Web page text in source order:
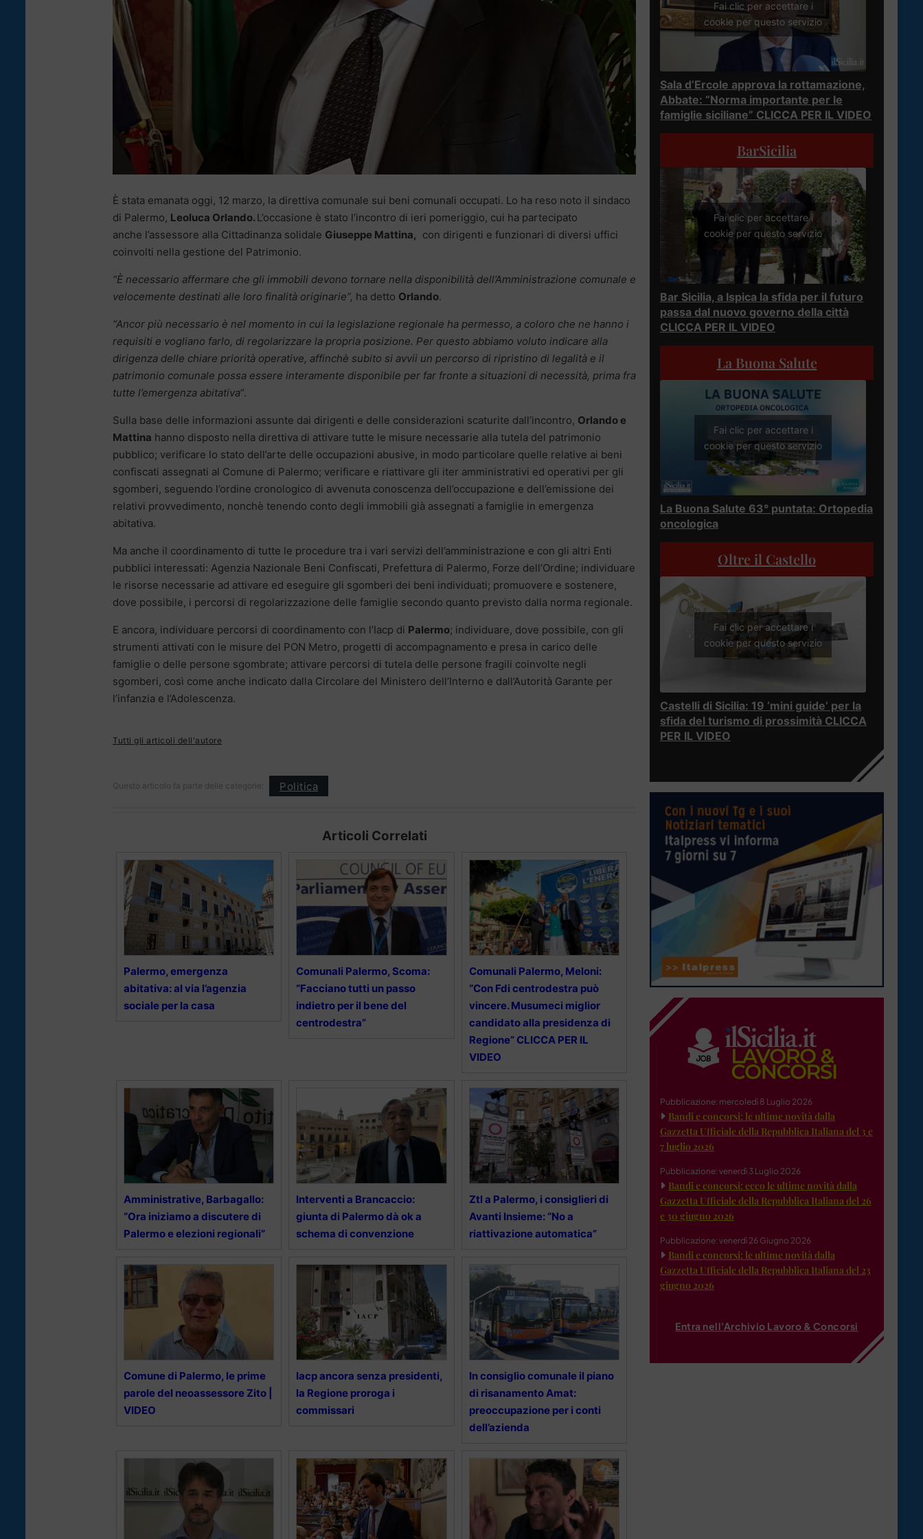
È stata emanata oggi, 12 marzo, la direttiva comunale sui beni comunali occupati. Lo ha reso noto il sindaco
di Palermo, Leoluca Orlando. L’occasione è stato l’incontro di ieri pomeriggio, cui ha partecipato
anche l’assessore alla Cittadinanza solidale Giuseppe Mattina, con dirigenti e funzionari di diversi uffici
coinvolti nella gestione del Patrimonio.
“È necessario affermare che gli immobili devono tornare nella disponibilità dell’Amministrazione comunale e
velocemente destinati alle loro finalità originarie”, ha detto Orlando.
“Ancor più necessario è nel momento in cui la legislazione regionale ha permesso, a coloro che ne hanno i
requisiti e vogliano farlo, di regolarizzare la propria posizione. Per questo abbiamo voluto indicare alla
dirigenza delle chiare priorità operative, affinchè subito si avvii un percorso di ripristino di legalità e il
patrimonio comunale possa essere interamente disponibile per far fronte a situazioni di necessità, prima fra
tutte l’emergenza abitativa“.
Sulla base delle informazioni assunte dai dirigenti e delle considerazioni scaturite dall’incontro, Orlando e
Mattina hanno disposto nella direttiva di attivare tutte le misure necessarie alla tutela del patrimonio
pubblico; verificare lo stato dell’arte delle occupazioni abusive, in modo particolare quelle relative ai beni
confiscati assegnati al Comune di Palermo; verificare e riattivare gli iter amministrativi ed operativi per gli
sgomberi, seguendo l’ordine cronologico di avvenuta conoscenza dell’occupazione e dell’emissione dei
relativi provvedimento, nonchè tenendo conto degli immobili già assegnati a famiglie in emergenza
abitativa.
Ma anche il coordinamento di tutte le procedure tra i vari servizi dell’amministrazione e con gli altri Enti
pubblici interessati: Agenzia Nazionale Beni Confiscati, Prefettura di Palermo, Forze dell’Ordine; individuare
le risorse necessarie ad attivare ed eseguire gli sgomberi dei beni individuati; promuovere e sostenere,
dove possibile, i percorsi di regolarizzazione delle famiglie secondo quanto previsto dalla norma regionale.
E ancora, individuare percorsi di coordinamento con l’Iacp di Palermo; individuare, dove possibile, con gli
strumenti attivati con le misure del PON Metro, progetti di accompagnamento e presa in carico delle
famiglie o delle persone sgombrate; attivare percorsi di tutela delle persone fragili coinvolte negli
sgomberi, così come anche indicato dalla Circolare del Ministero dell’Interno e dall’Autorità Garante per
l’infanzia e l’Adolescenza.
Tutti gli articoli dell'autore
Questo articolo fa parte delle categorie: Politica
Articoli Correlati
Palermo, emergenza
abitativa: al via l’agenzia
sociale per la casa
Comunali Palermo, Scoma:
“Facciano tutti un passo
indietro per il bene del
centrodestra”
Comunali Palermo, Meloni:
“Con Fdi centrodestra può
vincere. Musumeci miglior
candidato alla presidenza di
Regione” CLICCA PER IL
VIDEO
Amministrative, Barbagallo:
“Ora iniziamo a discutere di
Palermo e elezioni regionali”
Interventi a Brancaccio:
giunta di Palermo dà ok a
schema di convenzione
Ztl a Palermo, i consiglieri di
Avanti Insieme: “No a
riattivazione automatica”
Comune di Palermo, le prime
parole del neoassessore Zito |
VIDEO
Iacp ancora senza presidenti,
la Regione proroga i
commissari
In consiglio comunale il piano
di risanamento Amat:
preoccupazione per i conti
dell’azienda
Fai clic per accettare i
cookie per questo servizio
Sala d’Ercole approva la rottamazione,
Abbate: “Norma importante per le
famiglie siciliane” CLICCA PER IL VIDEO
BarSicilia
Fai clic per accettare i
cookie per questo servizio
Bar Sicilia, a Ispica la sfida per il futuro
passa dal nuovo governo della città
CLICCA PER IL VIDEO
La Buona Salute
Fai clic per accettare i
cookie per questo servizio
La Buona Salute 63° puntata: Ortopedia
oncologica
Oltre il Castello
Fai clic per accettare i
cookie per questo servizio
Castelli di Sicilia: 19 ‘mini guide’ per la
sfida del turismo di prossimità CLICCA
PER IL VIDEO
Pubblicazione: mercoledì 8 Luglio 2026
Bandi e concorsi: le ultime novità dalla
Gazzetta Ufficiale della Repubblica Italiana del 3 e
7 luglio 2026
Pubblicazione: venerdì 3 Luglio 2026
Bandi e concorsi: ecco le ultime novità dalla
Gazzetta Ufficiale della Repubblica Italiana del 26
e 30 giugno 2026
Pubblicazione: venerdì 26 Giugno 2026
Bandi e concorsi: le ultime novità dalla
Gazzetta Ufficiale della Repubblica Italiana del 23
giugno 2026
Entra nell'Archivio Lavoro & Concorsi